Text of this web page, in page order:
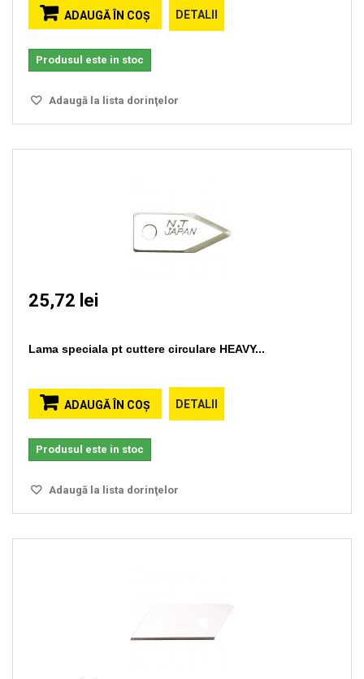
ADAUGĂ ÎN COŞ DETALII
Produsul este in stoc
Adaugă la lista dorinţelor
25,72 lei
Lama speciala pt cuttere circulare HEAVY...
ADAUGĂ ÎN COŞ DETALII
Produsul este in stoc
Adaugă la lista dorinţelor